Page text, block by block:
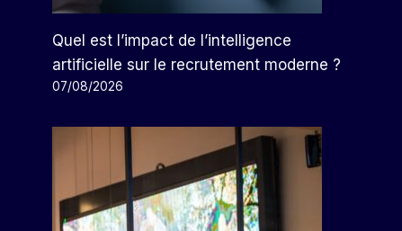
Quel est l’impact de l’intelligence
artificielle sur le recrutement moderne ?
07/08/2026